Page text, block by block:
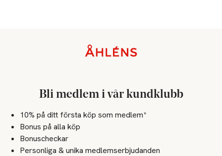
Bli medlem i vår kundklubb
10% på ditt första köp som medlem*
Bonus på alla köp
Bonuscheckar
Personliga & unika medlemserbjudanden